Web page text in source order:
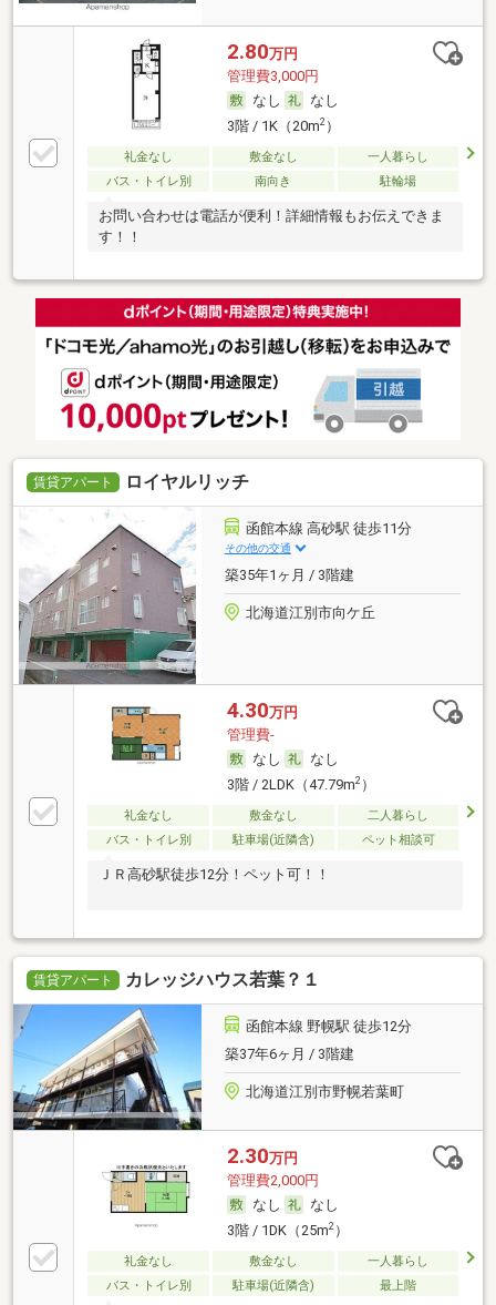
2.80万円
管理費3,000円
なし
なし
3階 / 1K（20m2）
礼金なし 敷金なし
一人暮らし
バス・トイレ別
南向き 駐輪場
お問い合わせは電話が便利！詳細情報もお伝えできま
す！！
賃貸アパート ロイヤルリッチ
函館本線 高砂駅 徒歩11分
その他の交通
築35年1ヶ月 / 3階建
北海道江別市向ケ丘
4.30万円
管理費-
なし
なし
3階 / 2LDK（47.79m2）
礼金なし 敷金なし
二人暮らし
バス・トイレ別
駐車場(近隣含) ペット相談可
ＪＲ高砂駅徒歩12分！ペット可！！
賃貸アパート カレッジハウス若葉？１
函館本線 野幌駅 徒歩12分
築37年6ヶ月 / 3階建
北海道江別市野幌若葉町
2.30万円
管理費2,000円
なし
なし
3階 / 1DK（25m2）
礼金なし 敷金なし
一人暮らし
バス・トイレ別
駐車場(近隣含) 最上階